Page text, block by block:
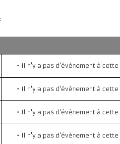
Il n'y a pas d'évènement à
Il n'y a pas d'évènement à
Il n'y a pas d'évènement à
Il n'y a pas d'évènement à